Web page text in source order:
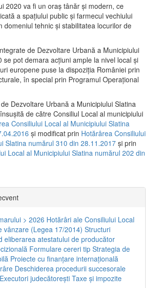
2020 va fi un oraş tânăr şi modern, ce
a spaţiului public şi farmecul vechiului
domeniul tehnic şi stabilitatea locurilor de
de Dezvoltare Urbană a Municipiului
se pot demara acţiuni ample la nivel local şi
europene puse la dispoziţia României prin
în special prin Programul Operațional
Dezvoltare Urbană a Municipiului Slatina
de către Consiliul Local al municipiului
Consiliului Local al Municipiului Slatina
și modificat prin Hotărârea Consiliului
Slatina numărul 310 din 28.11.2017 și prin
Local al Municipiului Slatina numărul 202 din
> 2026 Hotărâri ale Consiliului Local
vânzare (Legea 17/2014) Structuri
eliberarea atestatului de producător
Formulare cereri tip Strategia de
Proiecte cu finanţare internaţională
Deschiderea procedurii succesorale
judecătorești Taxe şi impozite